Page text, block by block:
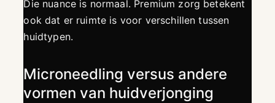
Die nuance is normaal. Premium zorg betekent
ook dat er ruimte is voor verschillen tussen
huidtypen.
Microneedling versus andere
vormen van huidverjonging